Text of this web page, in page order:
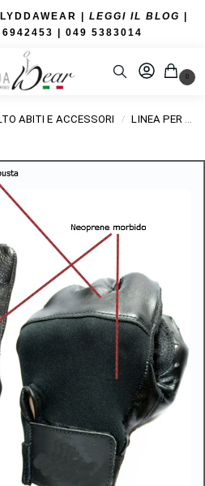
| LEGGI IL BLOG |
| 049 5383014
0
ABITI E ACCESSORI / LINEA PER SEDIA A ROTELLE